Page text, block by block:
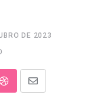
DE 2023
StumbleUpon
Share